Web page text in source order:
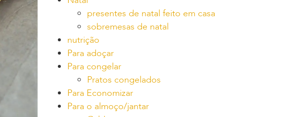
presentes de natal feito em casa
sobremesas de natal
nutrição
Para adoçar
Para congelar
Pratos congelados
Para Economizar
Para o almoço/jantar